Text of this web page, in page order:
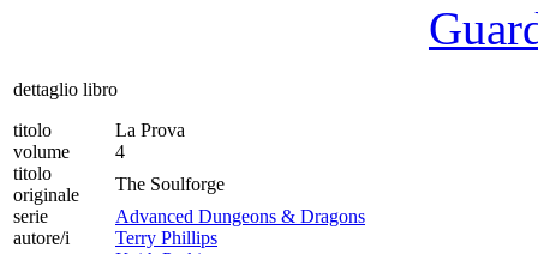
dettaglio libro
titolo
La Prova
volume
4
titolo
originale
The Soulforge
serie
Advanced Dungeons & Dragons
autore/i
Terry Phillips